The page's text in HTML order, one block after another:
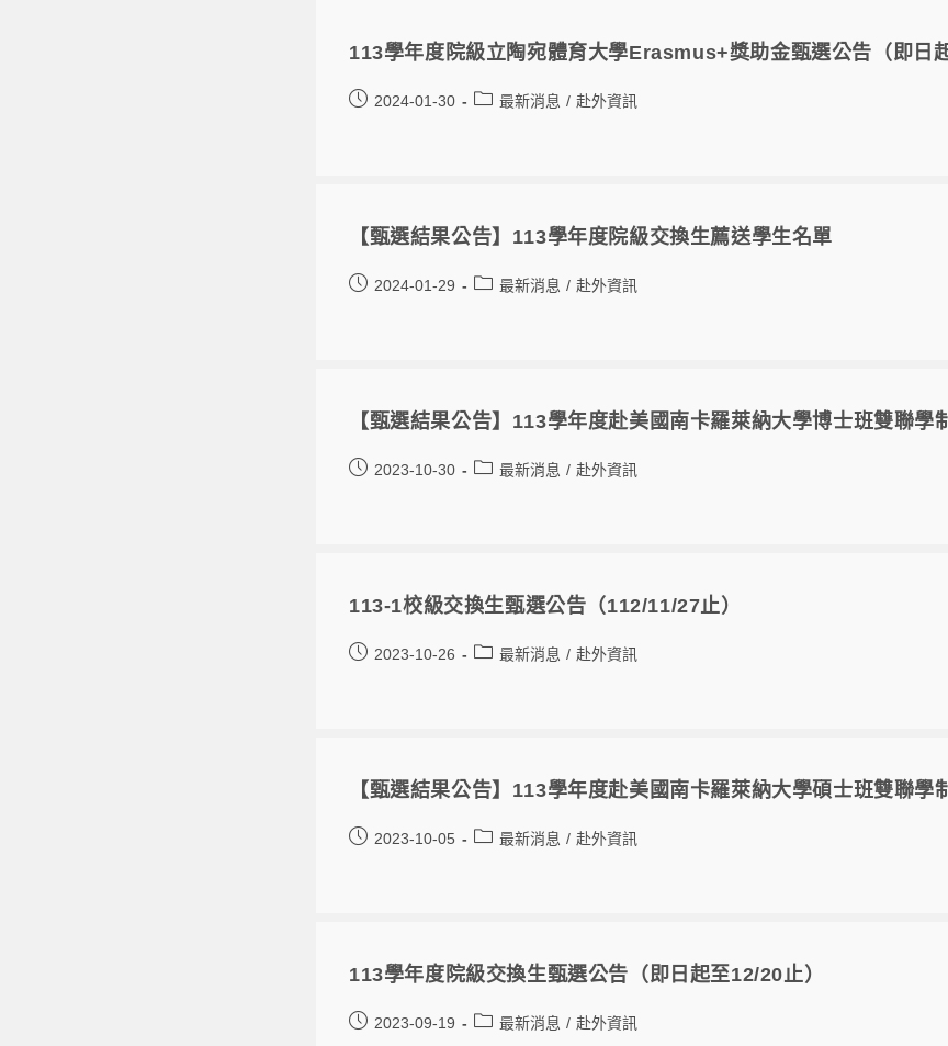
113學年度院級立陶宛體育大學Erasmus+獎助金甄選公告（即日
2024-01-30 最新消息 / 赴外資訊
【甄選結果公告】113學年度院級交換生薦送學生名單
2024-01-29 最新消息 / 赴外資訊
【甄選結果公告】113學年度赴美國南卡羅萊納大學博士班雙聯學
2023-10-30 最新消息 / 赴外資訊
113-1校級交換生甄選公告（112/11/27止）
2023-10-26 最新消息 / 赴外資訊
【甄選結果公告】113學年度赴美國南卡羅萊納大學碩士班雙聯學
2023-10-05 最新消息 / 赴外資訊
113學年度院級交換生甄選公告（即日起至12/20止）
2023-09-19 最新消息 / 赴外資訊